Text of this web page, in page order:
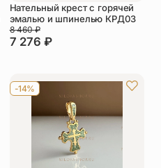
Нательный крест с горячей
эмалью и шпинелью КРД03
7 276 ₽
8 460₽
-14%